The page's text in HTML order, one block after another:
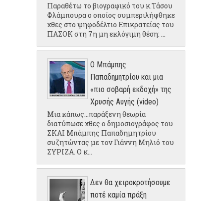
Παραθέτω το βιογραφικό του κ.Τάσου
Φλάμπουρα ο οποίος συμπεριλήφθηκε
χθες στο ψηφοδέλτιο Επικρατείας του
ΠΑΣΟΚ στη 7η μη εκλόγιμη θέση: ...
Ο Μπάμπης
Παπαδημητρίου και μια
«πιο σοβαρή εκδοχή» της
Χρυσής Αυγής (video)
Μια κάπως...παράξενη θεωρία
διατύπωσε χθες ο δημοσιογράφος του
ΣΚΑΙ Μπάμπης Παπαδημητρίου
συζητώντας με τον Γιάννη Μηλιό του
ΣΥΡΙΖΑ. Ο κ...
Δεν θα χειροκροτήσουμε
ποτέ καμία πράξη